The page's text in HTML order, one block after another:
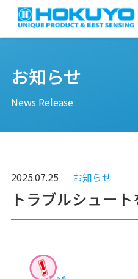
お知らせ
News Release
2025.07.25 お知らせ
トラブルシュー